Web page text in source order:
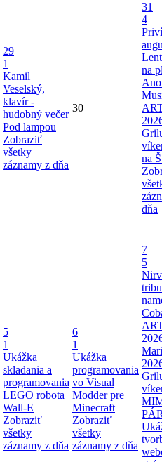
29
1
Kamil
Veselský,
klavír -
hudobný večer
Pod lampou
Zobraziť
všetky
záznamy z dňa
30
31
4
na
na
dňa
5
1
Ukážka
skladania a
programovania
LEGO robota
Wall-E
Zobraziť
všetky
záznamy z dňa
6
1
Ukážka
programovania
vo Visual
Modder pre
Minecraft
Zobraziť
všetky
záznamy z dňa
7
5